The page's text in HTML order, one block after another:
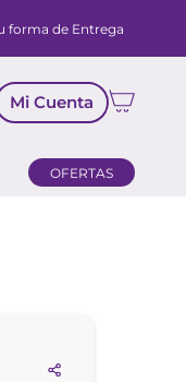
forma de Entrega
Mi Cuenta
OFERTAS